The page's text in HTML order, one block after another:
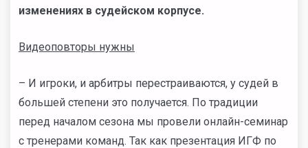
изменениях в судейском корпусе.
Видеоповторы нужны
– И игроки, и арбитры перестраиваются, у судей в
большей степени это получается. По традиции
перед началом сезона мы провели онлайн-семинар
с тренерами команд. Так как презентация ИГФ по